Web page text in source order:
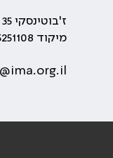
ז'בוטינסקי 35 רמת גן, בניין התאומים 2
מיקוד 5251108